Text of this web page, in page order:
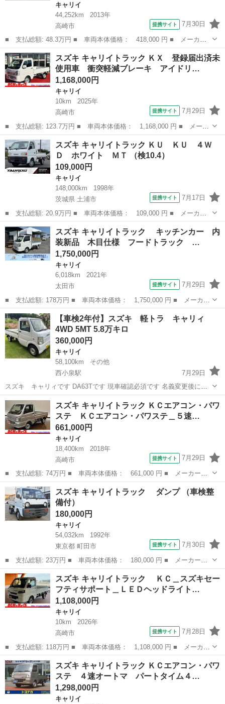
キャリイ
44,252km
2013年
高崎市
提携サイト 7月30日
■ 支払総額: 48.3万円 ■ 車両本体価格： 418,000 円 ■ メーカー
名： スズキ ■ 車種名： キャリイトラック ■ グレード名： Ｋ
Ｃ ワンオーナー禁煙車オートマパワステエアコン走行４４２５２Ｋ
Ｍ ■ 排気...
群馬 高崎市 キャリイ
スズキ キャリイトラック ＫＸ 登録届出済未
使用車 衝突軽減ブレーキ アイドリ…
1,168,000円
キャリイ
10km
2025年
高崎市
提携サイト 7月29日
■ 支払総額: 123.7万円 ■ 車両本体価格： 1,168,000 円 ■ メーカ
ー名： スズキ ■ 車種名： キャリイトラック ■ グレード名：
ＫＸ 登録届出済未使用車 衝突軽減ブレーキ アイドリングストッ
プ コー...
群馬 高崎市 キャリイ
スズキ キャリイトラック ＫＵ ＫＵ ４Ｗ
Ｄ ホワイト ＭＴ （検10.4）
109,000円
キャリイ
148,000km
1998年
茨城県 土浦市
提携サイト 7月17日
■ 支払総額: 20.9万円 ■ 車両本体価格： 109,000 円 ■ メーカー
名： スズキ ■ 車種名： キャリイトラック ■ グレード名： Ｋ
Ｕ ＫＵ ４ＷＤ ホワイト ＭＴ ■ 排気量： 660cc ■ ドア枚
数：...
茨城 土浦市 キャリイ
スズキ キャリイトラック キッチンカー 内
装新品 木目仕様 フードトラック …
1,750,000円
キャリイ
6,018km
2021年
太田市
提携サイト 7月29日
■ 支払総額: 178万円 ■ 車両本体価格： 1,750,000 円 ■ メーカー
名： スズキ ■ 車種名： キャリイトラック ■ グレード名：
キッチンカー 内装新品 木目仕様 フードトラック カスタム 移
動販売車 ...
群馬 太田市 キャリイ
【車検2年付】スズキ 軽トラ キャリィ
4WD 5MT 5.8万キロ
360,000円
キャリイ
58,100km
その他
西小泉駅
7月29日
スズキ キャリィです DA63Tです 現車確認必須です 名義変更後にお
引き渡しになります
群馬 邑楽郡 西小泉駅 キャリイ
スズキ キャリイトラック ＫＣエアコン・パワ
ステ ＫＣエアコン・パワステ＿５速…
661,000円
キャリイ
18,400km
2018年
高崎市
提携サイト 7月29日
■ 支払総額: 74万円 ■ 車両本体価格： 661,000 円 ■ メーカー
名： スズキ ■ 車種名： キャリイトラック ■ グレード名： Ｋ
Ｃエアコン・パワステ ＫＣエアコン・パワステ＿５速マニュアル
■ 排気量： 6...
群馬 高崎市 キャリイ
スズキ キャリイトラック ダンプ （車検整
備付）
180,000円
キャリイ
54,032km
1992年
東京都 町田市
提携サイト 7月30日
■ 支払総額: 23万円 ■ 車両本体価格： 180,000 円 ■ メーカー
名： スズキ ■ 車種名： キャリイトラック ■ グレード名：
ダンプ ■ 排気量： 660cc ■ ドア枚数： 2D ■ ミッション：
MT...
東京 町田市 キャリイ
スズキ キャリイトラック ＫＣ＿スズキセー
フティサポート＿ＬＥＤヘッドライト…
1,108,000円
キャリイ
10km
2026年
高崎市
提携サイト 7月28日
■ 支払総額: 118万円 ■ 車両本体価格： 1,108,000 円 ■ メーカー
名： スズキ ■ 車種名： キャリイトラック ■ グレード名：
ＫＣ＿スズキセーフティサポート＿ＬＥＤヘッドライト＿アイドリン
グストップ...
群馬 高崎市 キャリイ
スズキ キャリイトラック ＫＣエアコン・パワ
ステ ４速オートマ パートタイム４…
1,298,000円
キャリイ